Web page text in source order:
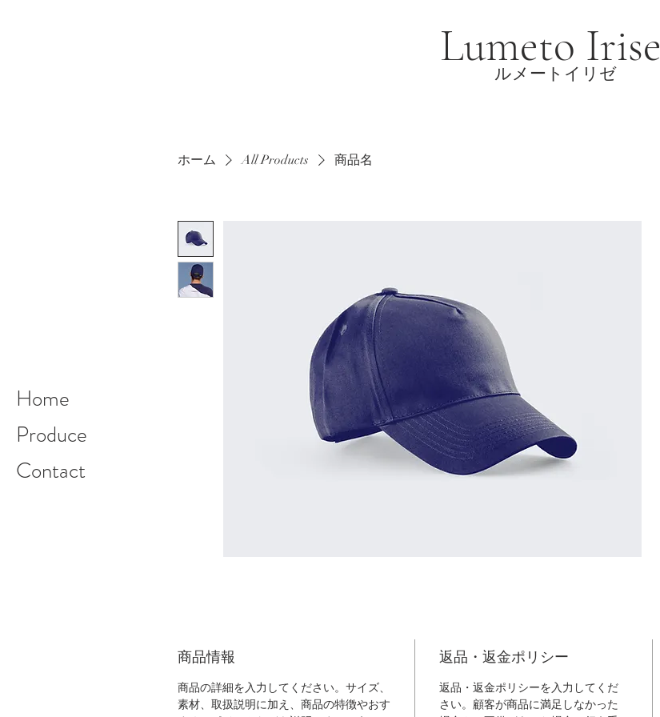
Lumeto Irise
​ルメートイリゼ
Home
Produce
Contact
ホーム All Products 商品名
商品情報
商品の詳細を入力してください。サイズ、
素材、取扱説明に加え、商品の特徴やおす
返品・返金ポリシー
返品・返金ポリシーを入力してくだ
さい。顧客が商品に満足しなかった